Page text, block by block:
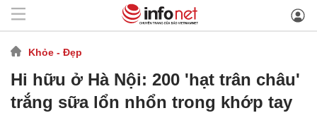
Khỏe - Đẹp
Hi hữu ở Hà Nội: 200 'hạt trân châu'
trắng sữa lổn nhổn trong khớp tay